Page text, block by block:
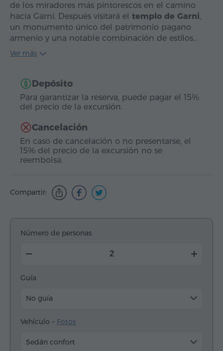
de los miradores más pintorescos en el camino
hacia Garni. Después visitará el templo de Garni,
un monumento único del patrimonio pagano
armenio y una notable combinación de estilos…
Ver más
Depósito
Para garantizar la reserva, puede pagar el 15%
del precio de la excursión.
Cancelación
En caso de cancelación o no presentarse, el
15% del precio de la excursión no se
reembolsa.
Compartir:
Número de personas
Guía
No guía
Vehículo – Fotos
Sedán confort